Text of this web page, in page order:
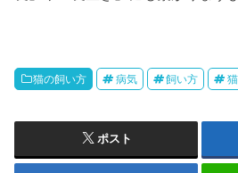
猫の飼い方 病気 飼い方
ポスト